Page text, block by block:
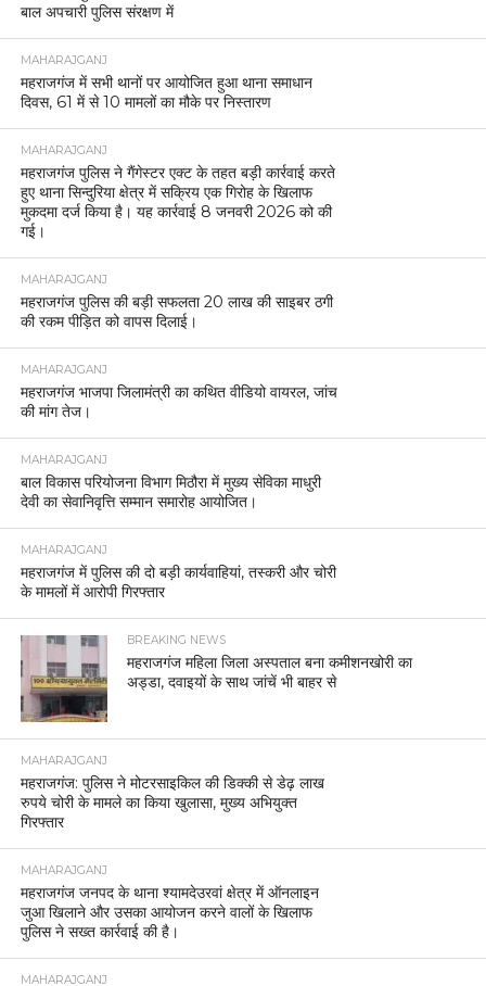
Post Views:2,837
RELATED ITEMS: @DMMAHARAJGANJ,@SPMAHARAJGANJ